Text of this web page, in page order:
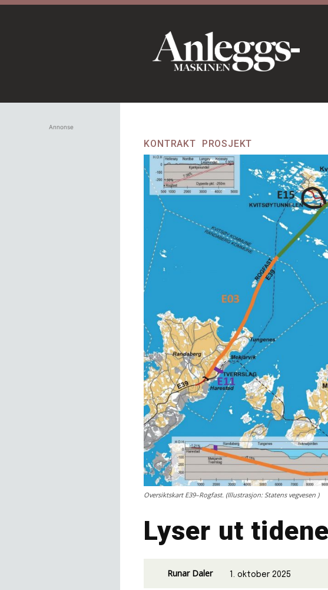
Annonse
KONTRAKT PROSJEKT
Oversiktskart E39–Rogfast. (Illustrasjon: Statens vegvesen )
Lyser ut
Runar Daler 1. oktober 2025